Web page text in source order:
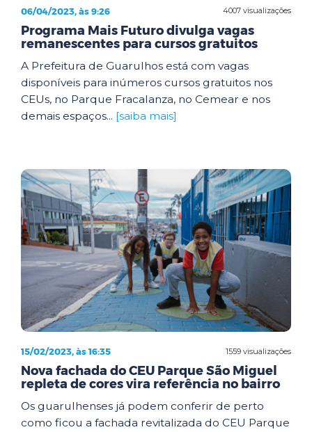
4007 visualizações
06/04/2023, às 9:26
Programa Mais Futuro divulga vagas
remanescentes para cursos gratuitos
A Prefeitura de Guarulhos está com vagas
disponíveis para inúmeros cursos gratuitos nos
CEUs, no Parque Fracalanza, no Cemear e nos
demais espaços... [saiba mais]
1559 visualizações
15/02/2023, às 16:35
Nova fachada do CEU Parque São Miguel
repleta de cores vira referência no bairro
Os guarulhenses já podem conferir de perto
como ficou a fachada revitalizada do CEU Parque